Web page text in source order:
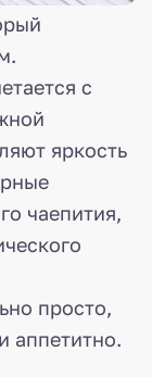
с
яркость
чаепития,
просто,
аппетитно.